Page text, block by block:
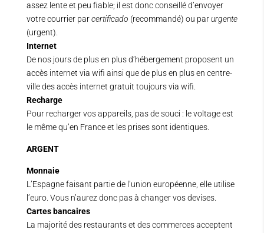
assez lente et peu fiable; il est donc conseillé d’envoyer
votre courrier parcertificado (recommandé) ou parurgente
(urgent).
Internet
De nos jours de plus en plus d’hébergement proposent un
accès internet via wifi ainsi que de plus en plus en centre-
ville des accès internet gratuit toujours via wifi.
Recharge
Pour recharger vos appareils, pas de souci : le voltage est
le même qu’en France et les prises sont identiques.
ARGENT
Monnaie
L’Espagne faisant partie de l’union européenne, elle utilise
l’euro. Vous n’aurez donc pas à changer vos devises.
Cartes bancaires
La majorité des restaurants et des commerces acceptent